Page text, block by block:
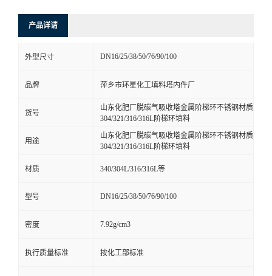
产品详请
外型尺寸 DN16/25/38/50/76/90/100
品牌 萍乡市环星化工填料塔内件厂
货号
山东化肥厂脱碳气吸收塔金属阶梯环不锈钢材质
304/321/316/316L阶梯环填料
用途
山东化肥厂脱碳气吸收塔金属阶梯环不锈钢材质
304/321/316/316L阶梯环填料
材质 340/304L/316/316L等
型号 DN16/25/38/50/76/90/100
密度 7.92g/cm3
执行质量标准 按化工部标准